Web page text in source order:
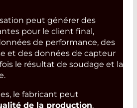
peut générer des
pour le client final,
de performance, des
et des données de capteur
le résultat de soudage et la
le fabricant peut
de la production,